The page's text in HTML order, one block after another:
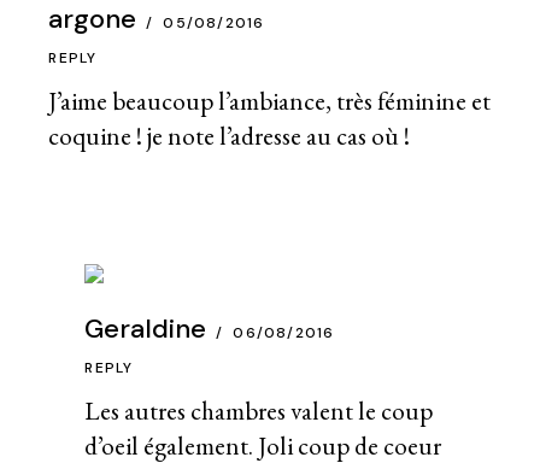
argone 05/08/2016
J’aime beaucoup l’ambiance, très féminine et
coquine ! je note l’adresse au cas où !
REPLY
Geraldine 06/08/2016
Les autres chambres valent le coup
d’oeil également. Joli coup de coeur
REPLY